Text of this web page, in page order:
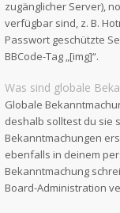
zugänglicher Server),
verfügbar sind, z. B.
Passwort geschützte
BBCode-Tag „[img]“.
Was sind globale
Globale
deshalb solltest du sie
Bekanntmachungen
ebenfalls in deinem
Bekanntmachung
Board-Administration